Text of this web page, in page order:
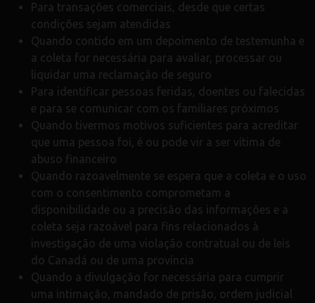
Para transações comerciais, desde que certas
condições sejam atendidas
Quando contido em um depoimento de testemunha e
a coleta for necessária para avaliar, processar ou
liquidar uma reclamação de seguro
Para identificar pessoas feridas, doentes ou falecidas
e para se comunicar com os familiares próximos
Quando tivermos motivos suficientes para acreditar
que uma pessoa foi, é ou pode vir a ser vítima de
abuso financeiro
Quando razoavelmente se espera que a coleta e o uso
com o consentimento comprometam a
disponibilidade ou a precisão das informações e a
coleta seja razoável para fins relacionados à
investigação de uma violação contratual ou de leis
do Canadá ou de uma província
Quando a divulgação for necessária para cumprir
uma intimação, mandado de prisão, ordem judicial